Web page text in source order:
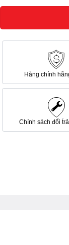
Hàng chính
Chính sách đổi